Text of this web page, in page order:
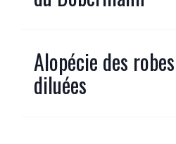
Alopécie des robes
diluées